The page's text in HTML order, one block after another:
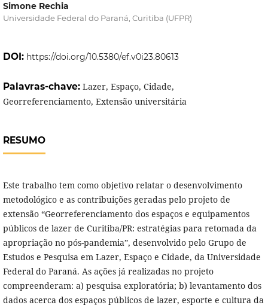
Simone Rechia
Universidade Federal do Paraná, Curitiba (UFPR)
DOI: https://doi.org/10.5380/ef.v0i23.80613
Palavras-chave: Lazer, Espaço, Cidade,
Georreferenciamento, Extensão universitária
RESUMO
Este trabalho tem como objetivo relatar o desenvolvimento
metodológico e as contribuições geradas pelo projeto de
extensão “Georreferenciamento dos espaços e equipamentos
públicos de lazer de Curitiba/PR: estratégias para retomada da
apropriação no pós-pandemia”, desenvolvido pelo Grupo de
Estudos e Pesquisa em Lazer, Espaço e Cidade, da Universidade
Federal do Paraná. As ações já realizadas no projeto
compreenderam: a) pesquisa exploratória; b) levantamento dos
dados acerca dos espaços públicos de lazer, esporte e cultura da